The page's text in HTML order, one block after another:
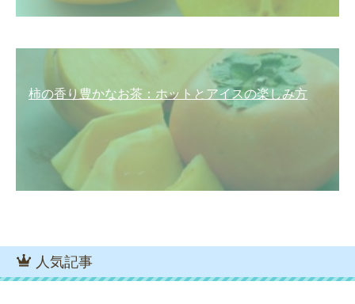
柿の香り豊かなお茶：ホットとアイスの楽しみ方
人気記事